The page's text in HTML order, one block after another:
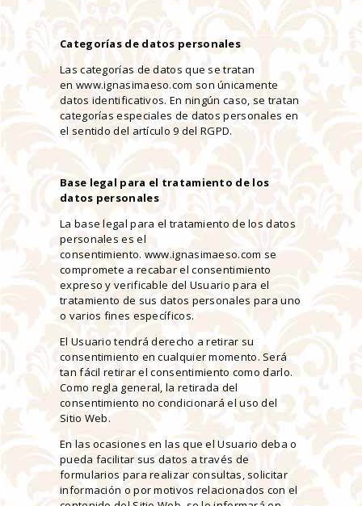
Categorías de datos personales
Las categorías de datos que se tratan
en www.ignasimaeso.com son únicamente
datos identificativos. En ningún caso, se tratan
categorías especiales de datos personales en
el sentido del artículo 9 del RGPD.
Base legal para el tratamiento de los
datos personales
La base legal para el tratamiento de los datos
personales es el
consentimiento. www.ignasimaeso.com se
compromete a recabar el consentimiento
expreso y verificable del Usuario para el
tratamiento de sus datos personales para uno
o varios fines específicos.
El Usuario tendrá derecho a retirar su
consentimiento en cualquier momento. Será
tan fácil retirar el consentimiento como darlo.
Como regla general, la retirada del
consentimiento no condicionará el uso del
Sitio Web.
En las ocasiones en las que el Usuario deba o
pueda facilitar sus datos a través de
formularios para realizar consultas, solicitar
información o por motivos relacionados con el